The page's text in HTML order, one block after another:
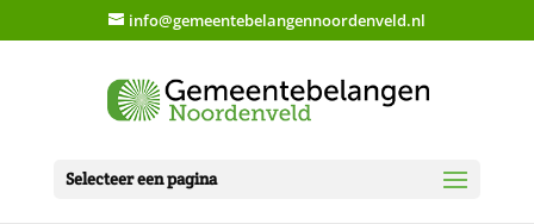
info@gemeentebelangennoordenveld.nl
Selecteer een pagina